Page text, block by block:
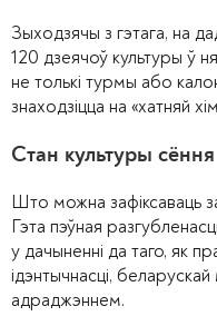
Зыходзячы з гэтага, на
120 дзеячоў культуры ў
не толькі турмы або
знаходзіцца на «хатняй
Стан культуры сёння
Што можна зафіксаваць
Гэта пэўная
у дачыненні да таго, як
ідэнтычнасці,
адраджэннем.